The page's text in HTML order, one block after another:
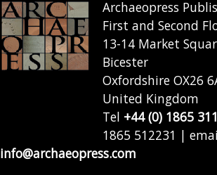
Archaeopress
First and Second
13-14 Market
Bicester
Oxfordshire OX26
United Kingdom
Tel +44 (0) 1865
1865 512231 |
info@archaeopress.com